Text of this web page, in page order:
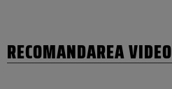
RECOMANDAREA VIDEO